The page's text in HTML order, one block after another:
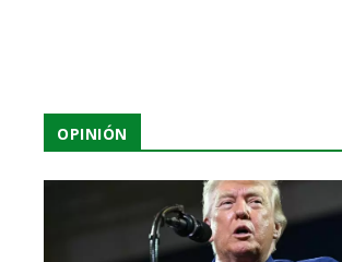
OPINIÓN